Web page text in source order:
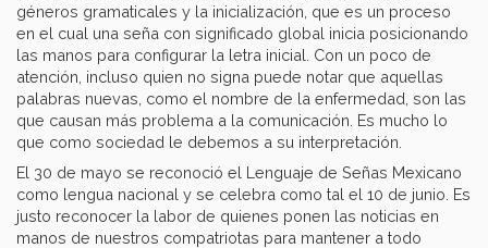
géneros gramaticales y la inicialización, que es un proceso
en el cual una seña con significado global inicia posicionando
las manos para configurar la letra inicial. Con un poco de
atención, incluso quien no signa puede notar que aquellas
palabras nuevas, como el nombre de la enfermedad, son las
que causan más problema a la comunicación. Es mucho lo
que como sociedad le debemos a su interpretación.
El 30 de mayo se reconoció el Lenguaje de Señas Mexicano
como lengua nacional y se celebra como tal el 10 de junio. Es
justo reconocer la labor de quienes ponen las noticias en
manos de nuestros compatriotas para mantener a todo